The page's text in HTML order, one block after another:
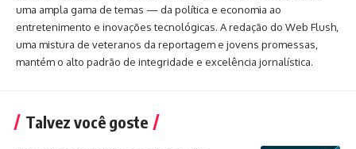
uma ampla gama de temas — da política e economia ao
entretenimento e inovações tecnológicas. A redação do Web Flush,
uma mistura de veteranos da reportagem e jovens promessas,
mantém o alto padrão de integridade e excelência jornalística.
Talvez você goste